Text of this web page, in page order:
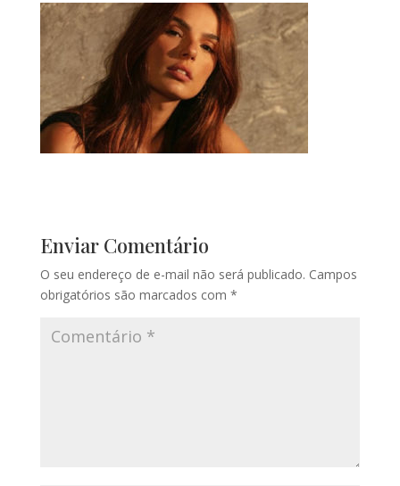
Enviar Comentário
O seu endereço de e-mail não será publicado. Campos
obrigatórios são marcados com *